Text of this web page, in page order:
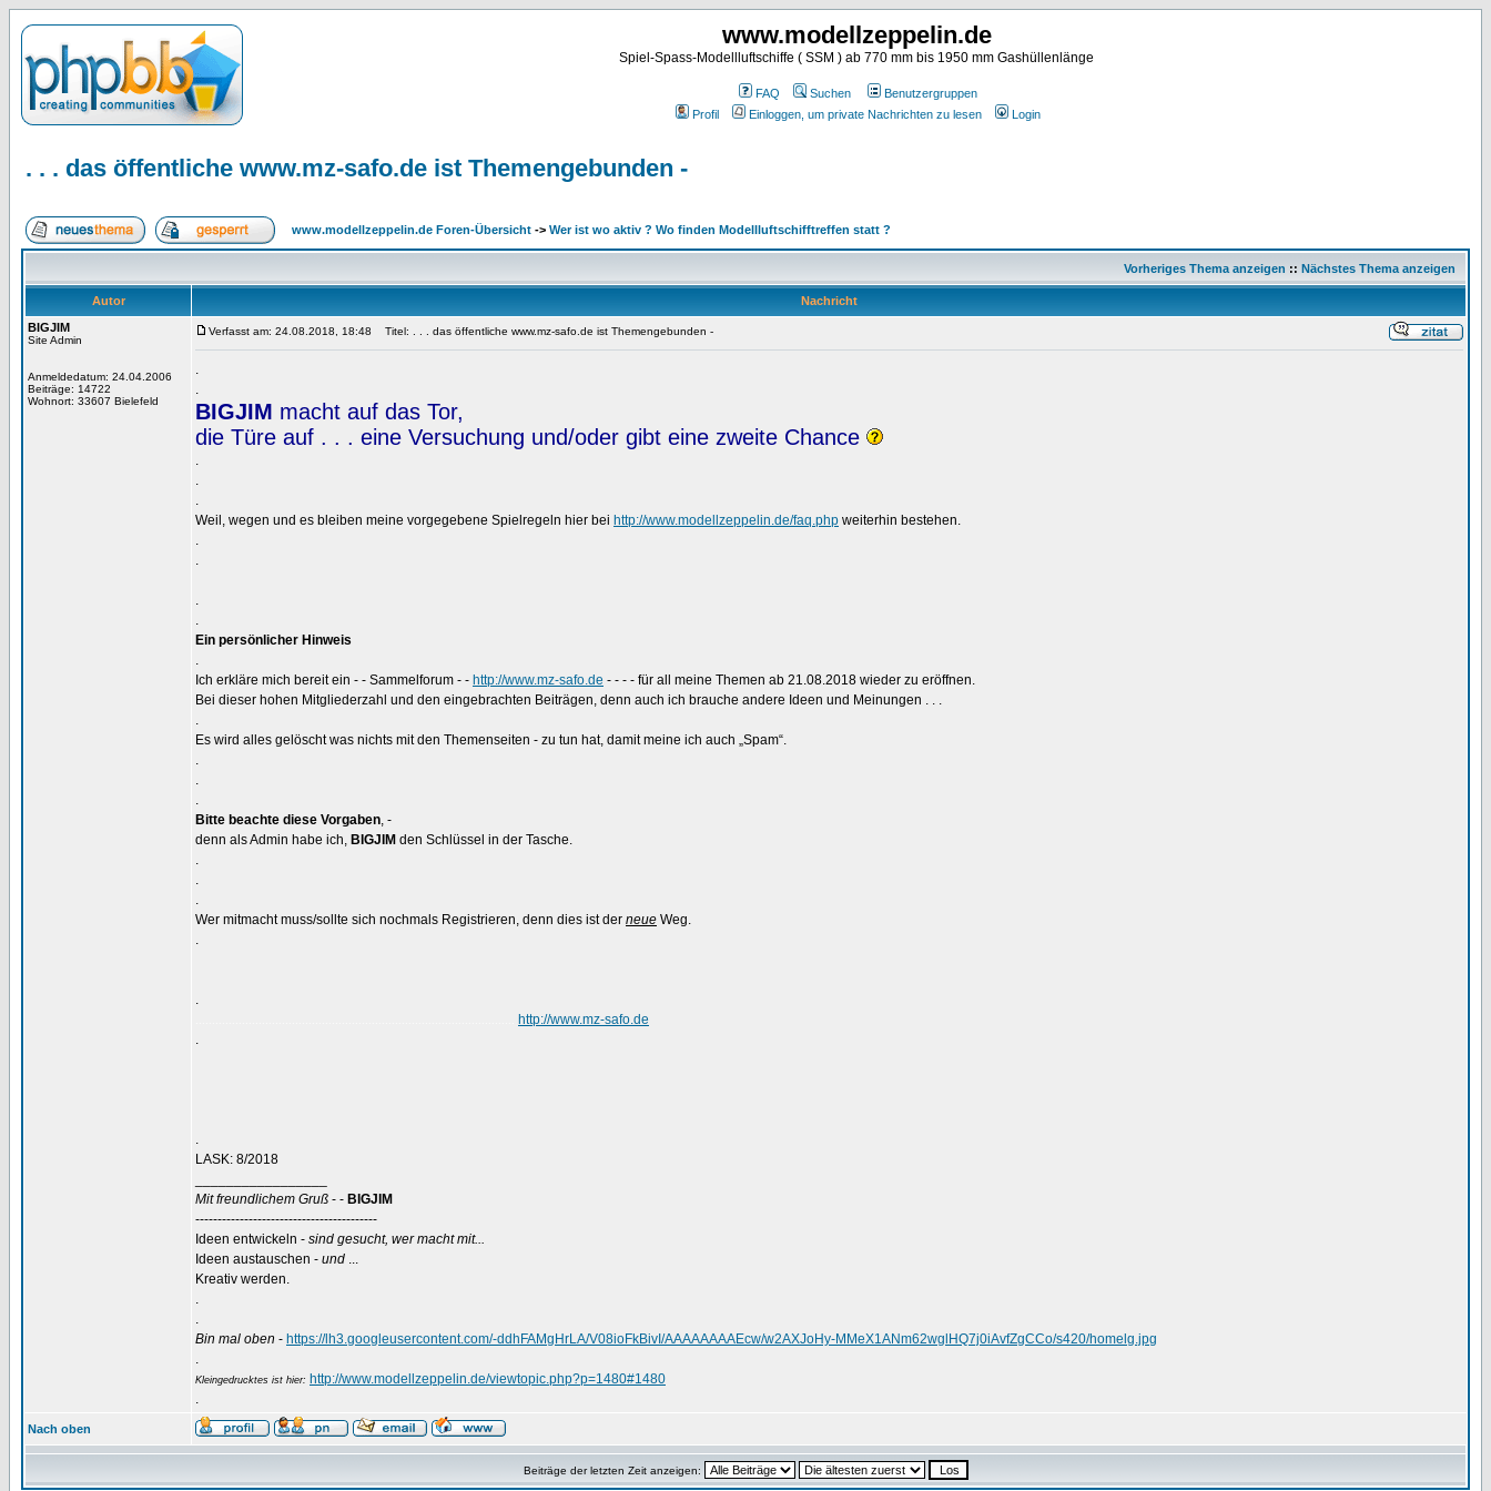
www.modellzeppelin.de
Spiel-Spass-Modellluftschiffe ( SSM ) ab 770 mm bis 1950 mm Gashüllenlänge
FAQ Suchen
Benutzergruppen
Profil
Einloggen, um private Nachrichten zu lesen Login
. . . das öffentliche www.mz-safo.de ist Themengebunden -
www.modellzeppelin.de Foren-Übersicht -> Wer ist wo aktiv ? Wo finden Modellluftschifftreffen statt ?
Vorheriges Thema anzeigen :: Nächstes Thema anzeigen
Autor
Nachricht
BIGJIM
Site Admin
Anmeldedatum: 24.04.2006
Beiträge: 14722
Wohnort: 33607 Bielefeld
Verfasst am: 24.08.2018, 18:48 Titel: . . . das öffentliche www.mz-safo.de ist Themengebunden -
.
.
BIGJIM macht auf das Tor,
die Türe auf . . . eine Versuchung und/oder gibt eine zweite Chance
.
.
.
Weil, wegen und es bleiben meine vorgegebene Spielregeln hier bei http://www.modellzeppelin.de/faq.php weiterhin bestehen.
.
.
.
.
Ein persönlicher Hinweis
.
Ich erkläre mich bereit ein - - Sammelforum - - http://www.mz-safo.de - - - - für all meine Themen ab 21.08.2018 wieder zu eröffnen.
Bei dieser hohen Mitgliederzahl und den eingebrachten Beiträgen, denn auch ich brauche andere Ideen und Meinungen . . .
.
Es wird alles gelöscht was nichts mit den Themenseiten - zu tun hat, damit meine ich auch „Spam“.
.
.
.
Bitte beachte diese Vorgaben, -
denn als Admin habe ich, BIGJIM den Schlüssel in der Tasche.
.
.
.
Wer mitmacht muss/sollte sich nochmals Registrieren, denn dies ist der neue Weg.
.
.
http://www.mz-safo.de
.
.
LASK: 8/2018
Mit freundlichem Gruß - - BIGJIM
-----------------------------------------
Ideen entwickeln - sind gesucht, wer macht mit...
Ideen austauschen - und ...
Kreativ werden.
.
.
Bin mal oben - https://lh3.googleusercontent.com/-ddhFAMgHrLA/V08ioFkBivI/AAAAAAAAEcw/w2AXJoHy-MMeX1ANm62wglHQ7j0iAvfZgCCo/s420/homelg.jpg
.
Kleingedrucktes ist hier: http://www.modellzeppelin.de/viewtopic.php?p=1480#1480
.
Nach oben
Beiträge der letzten Zeit anzeigen: